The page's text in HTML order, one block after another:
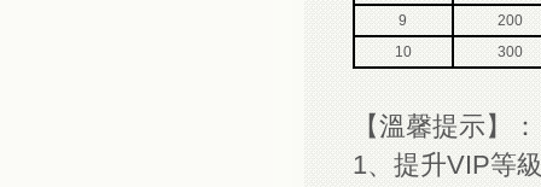
9
200
10
300
【溫馨提示】：
1、提升VIP等